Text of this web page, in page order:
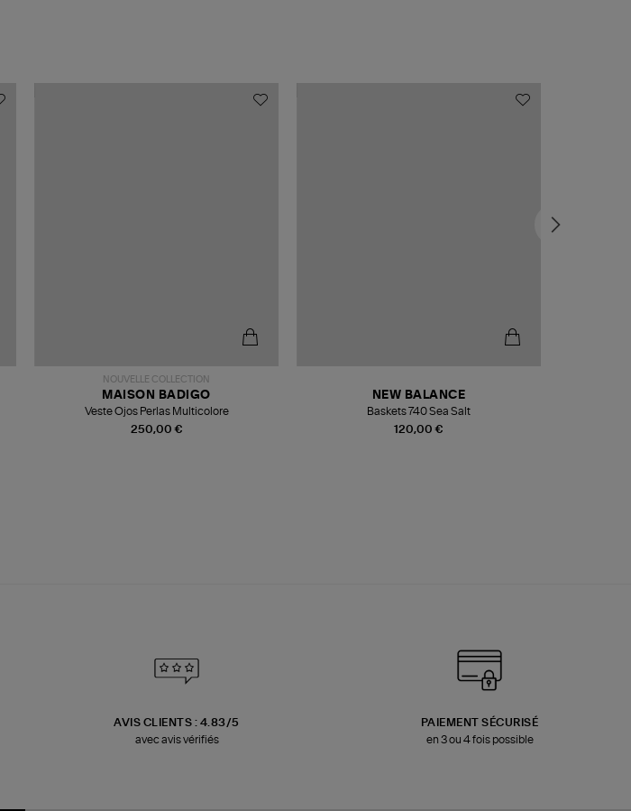
NOUVELLE COLLECTION
250,00 €
MAISON BADIGO
Veste Ojos Perlas Multicolore
120,00 €
NEW BALANCE
Baskets 740 Sea Salt
AVIS CLIENTS : 4.83/5
avec avis vérifiés
PAIEMENT SÉCURISÉ
en 3 ou 4 fois possible